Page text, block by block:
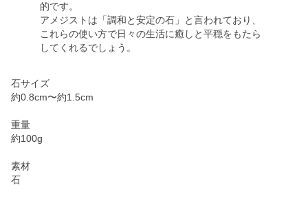
的です。
アメジストは「調和と安定の石」と言われており、
これらの使い方で日々の生活に癒しと平穏をもたら
してくれるでしょう。
石サイズ
約0.8cm〜約1.5cm
重量
約100g
素材
石